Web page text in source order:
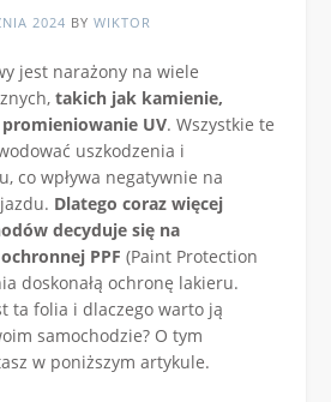
2024 BY WIKTOR
jest narażony na wiele
takich jak kamienie,
UV. Wszystkie te
uszkodzenia i
co wpływa negatywnie na
Dlatego coraz więcej
decyduje się na
PPF (Paint Protection
doskonałą ochronę lakieru.
ta folia i dlaczego warto ją
samochodzie? O tym
w poniższym artykule.